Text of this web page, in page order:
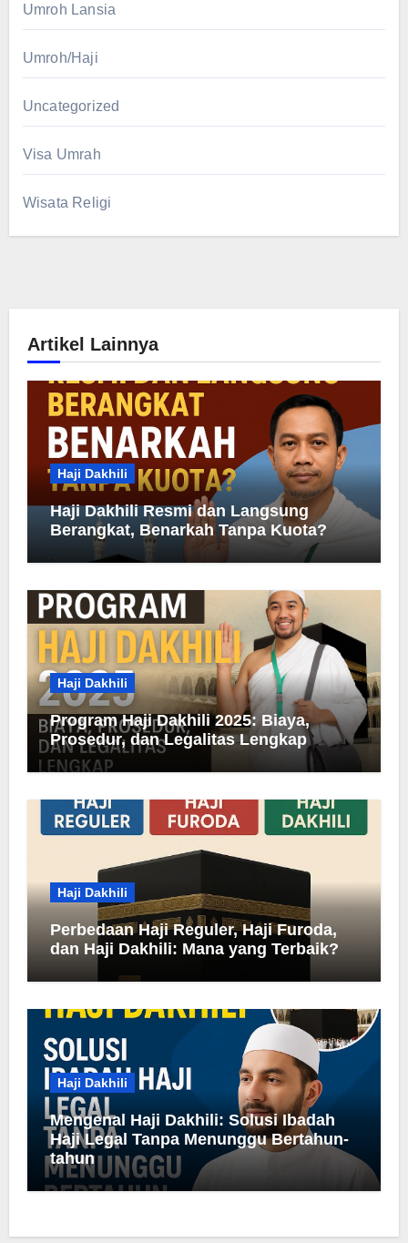
Umroh Lansia
Umroh/Haji
Uncategorized
Visa Umrah
Wisata Religi
Artikel Lainnya
Haji Dakhili
Haji Dakhili Resmi dan Langsung
Berangkat, Benarkah Tanpa Kuota?
Haji Dakhili
Program Haji Dakhili 2025: Biaya,
Prosedur, dan Legalitas Lengkap
Haji Dakhili
Perbedaan Haji Reguler, Haji Furoda,
dan Haji Dakhili: Mana yang Terbaik?
Haji Dakhili
Mengenal Haji Dakhili: Solusi Ibadah
Haji Legal Tanpa Menunggu Bertahun-
tahun